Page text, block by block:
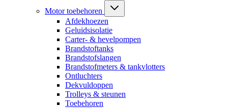
Motor toebehoren
Afdekhoezen
Geluidsisolatie
Carter- & hevelpompen
Brandstoftanks
Brandstofslangen
Brandstofmeters & tankvlotters
Ontluchters
Dekvuldoppen
Trolleys & steunen
Toebehoren